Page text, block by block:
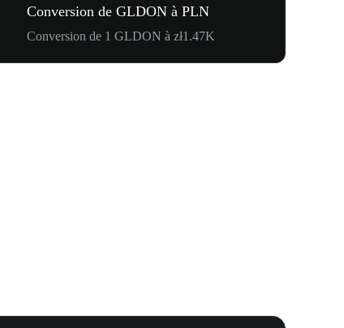
Conversion de GLDON à PLN
Conversion de 1 GLDON à zł1.47K